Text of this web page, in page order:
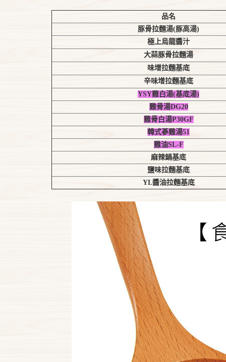
品名
豚骨拉麵湯(豚高湯)
極上烏龍醬汁
大蒜豚骨拉麵湯
味增拉麵基底
辛味增拉麵基底
YSY雞白湯(基底湯)
雞骨湯DG20
雞骨白湯P30GF
韓式蔘雞湯51
雞油SL-F
麻辣鍋基底
鹽味拉麵基底
YL醬油拉麵基底